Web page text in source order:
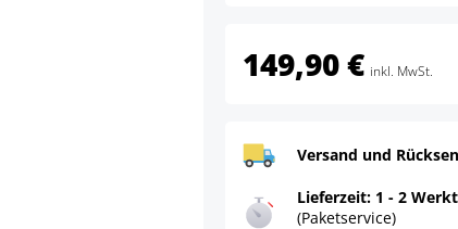
149,90 € inkl. MwSt.
Versand und
Lieferzeit: 1 - 2
(Paketservice)